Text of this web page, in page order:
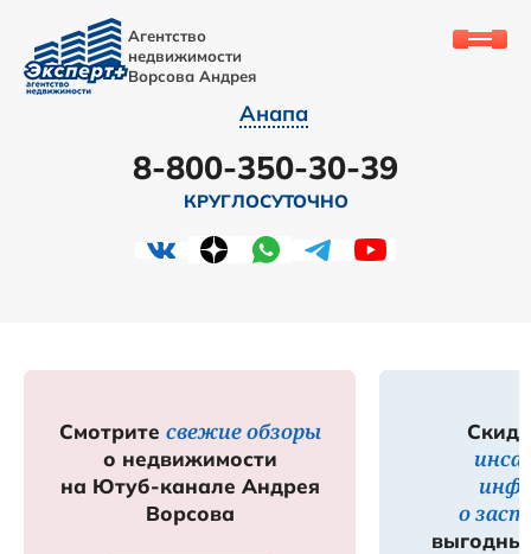
Агентство
недвижимости
Ворсова Андрея
Анапа
8-800-350-30-39
КРУГЛОСУТОЧНО
Смотрите свежие обзоры
о недвижимости
на Ютуб-канале Андрея
Ворсова
о